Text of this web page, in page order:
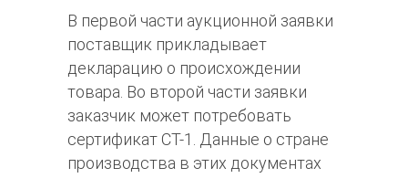
В первой части аукционной заявки
поставщик прикладывает
декларацию о происхождении
товара. Во второй части заявки
заказчик может потребовать
сертификат СТ-1. Данные о стране
производства в этих документах